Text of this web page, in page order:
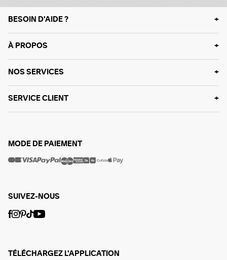
BESOIN D'AIDE ?
À PROPOS
NOS SERVICES
SERVICE CLIENT
MODE DE PAIEMENT
SUIVEZ-NOUS
TÉLÉCHARGEZ L'APPLICATION